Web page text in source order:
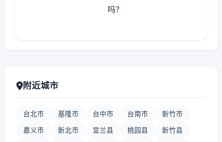
吗？
附近城市
台北市 基隆市 台中市 台南市 新竹市
嘉义市 新北市 宜兰县 桃园县 新竹县